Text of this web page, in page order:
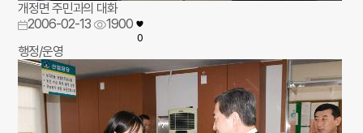
개정면 주민과의 대화
2006-02-13
1900
0
행정/운영